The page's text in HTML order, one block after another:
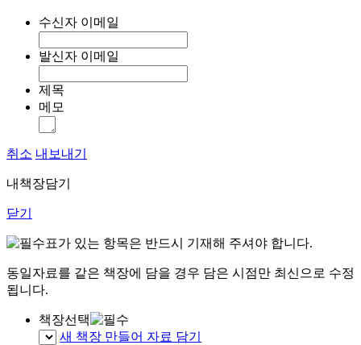
수신자 이메일
발신자 이메일
제목
메모
취소 내보내기
내책장담기
닫기
표가 있는 항목은 반드시 기재해 주셔야 합니다.
동일자료를 같은 책장에 담을 경우 담은 시점만 최신으로 수정
됩니다.
책장선택
새 책장 만들어 자료 담기